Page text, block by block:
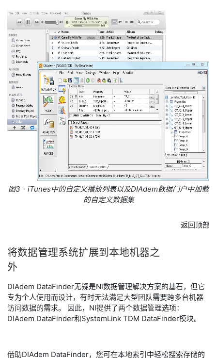
图3 - iTunes中的自定义播放列表以及DIAdem数据门户中加载
的自定义数据集
返回顶部
将数据管理系统扩展到 本地机器之
外
DIAdem DataFinder无疑是NI数据管理解决方案的基石，但它
专为个人使用而设计，有时无法满足大型团队需要跨多台机器
访问数据的需求。 因此，NI提供了两个数据管理选项：
DIAdem DataFinder和SystemLink TDM DataFinder模块。
借助DIAdem DataFinder，您可在本地索引中轻松搜索存储的